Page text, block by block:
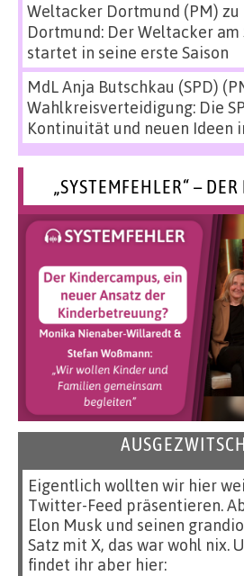
Weltacker Dortmund (PM) zu
Dortmund: Der Weltacker
startet in seine erste Saison
MdL Anja Butschkau (SPD)
Wahlkreisverteidigung: Die
Kontinuität und neuen Ideen
„SYSTEMFEHLER“ –
Eigentlich wollten wir hier
Twitter-Feed präsentieren.
Elon Musk und seinen
Satz mit X, das war wohl nix.
findet ihr aber hier: